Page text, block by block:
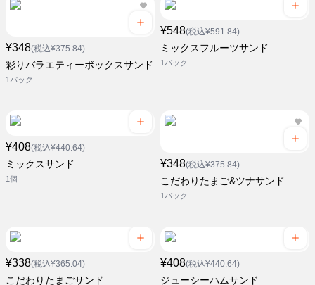
¥348(税込¥375.84)
彩りバラエティーボックスサンド
1パック
¥548(税込¥591.84)
ミックスフルーツサンド
1パック
¥408(税込¥440.64)
ミックスサンド
1個
¥348(税込¥375.84)
こだわりたまご&ツナサンド
1パック
¥338(税込¥365.04)
こだわりたまごサンド
¥408(税込¥440.64)
ジューシーハムサンド